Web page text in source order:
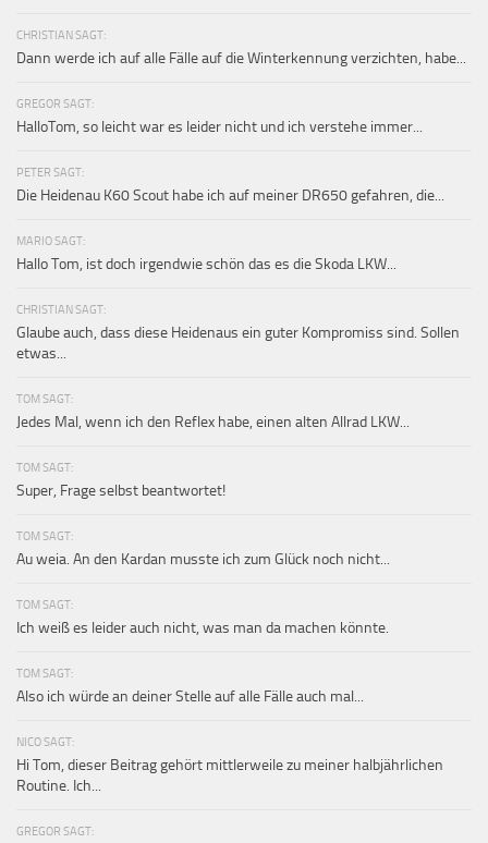
CHRISTIAN SAGT:
Dann werde ich auf alle Fälle auf die Winterkennung verzichten, habe...
GREGOR SAGT:
HalloTom, so leicht war es leider nicht und ich verstehe immer...
PETER SAGT:
Die Heidenau K60 Scout habe ich auf meiner DR650 gefahren, die...
MARIO SAGT:
Hallo Tom, ist doch irgendwie schön das es die Skoda LKW...
CHRISTIAN SAGT:
Glaube auch, dass diese Heidenaus ein guter Kompromiss sind. Sollen
etwas...
TOM SAGT:
Jedes Mal, wenn ich den Reflex habe, einen alten Allrad LKW...
TOM SAGT:
Super, Frage selbst beantwortet!
TOM SAGT:
Au weia. An den Kardan musste ich zum Glück noch nicht...
TOM SAGT:
Ich weiß es leider auch nicht, was man da machen könnte.
TOM SAGT:
Also ich würde an deiner Stelle auf alle Fälle auch mal...
NICO SAGT:
Hi Tom, dieser Beitrag gehört mittlerweile zu meiner halbjährlichen
Routine. Ich...
GREGOR SAGT: